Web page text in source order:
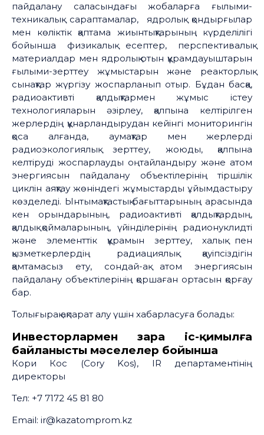
пайдалану саласындағы жобаларға ғылыми-
техникалық сараптамалар, ядролық қондырғылар
мен көліктік қаптама жиынтықтарының күрделілігі
бойынша физикалық есептер, перспективалық
материалдар мен ядролық отын құрамдауыштарын
ғылыми-зерттеу жұмыстарын және реакторлық
сынақтар жүргізу жоспарланып отыр. Бұдан басқа,
радиоактивті қалдықтармен жұмыс істеу
технологияларын әзірлеу, қалпына келтірілген
жерлердің құнарландырудан кейінгі мониторингін
қоса алғанда, аумақтар мен жерлерді
радиоэкологиялық зерттеу, жоюды, қалпына
келтіруді жоспарлауды оңтайландыру және атом
энергиясын пайдалану объектілерінің тіршілік
циклін аяқтау жөніндегі жұмыстарды ұйымдастыру
көзделеді. Ынтымақтастық бағыттарының арасында
кен орындарының, радиоактивті қалдықтардың,
қалдық қоймаларының, үйінділерінің радионуклидті
және элементтік құрамын зерттеу, халық пен
қызметкерлердің радиациялық қауіпсіздігін
қамтамасыз ету, сондай-ақ атом энергиясын
пайдалану объектілерінің қоршаған ортасын қорғау
бар.
Толығырақ ақпарат алу үшін хабарласуға болады:
Инвесторлармен өзара іс-қимылға
байланысты мәселелер бойынша
Кори Кос (Cory Kos), IR департаментінің
директоры
Тел: +7 7172 45 81 80
Email: ir@kazatomprom.kz